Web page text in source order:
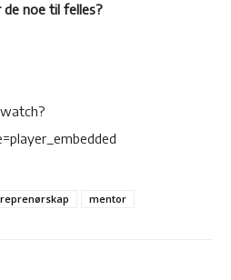
noe til felles?
mentor